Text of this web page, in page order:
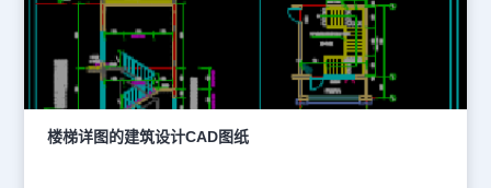
楼梯详图的建筑设计CAD图纸